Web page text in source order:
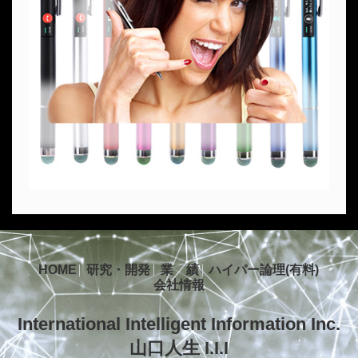
HOME 研究・開発 業 績
ハイパー論理(有料)
会社情報
International Intelligent Information Inc.
山口人生 I.I.I